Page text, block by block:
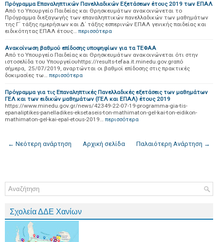
Πρόγραμμα Επαναληπτικών Πανελλαδικών Εξετάσεων έτους 2019 των ΕΠΑΛ
Από το Υπουργείο Παιδείας και Θρησκευμάτων ανακοινώνεται το
Πρόγραμμα διεξαγωγής των επαναληπτικών πανελλαδικών των μαθημάτων
της Γ΄ τάξης ημερήσιων και Δ΄ τάξης εσπερινών ΕΠΑΛ γενικής παιδείας και
ειδικότητας ΕΠΑΛ έτους… περισσότερα
Ανακοίνωση βαθμού επίδοσης υποψηφίων για τα ΤΕΦΑΑ
Από το Υπουργείο Παιδείας και Θρησκευμάτων ανακοινώνεται ότι στην
ιστοσελίδα του Υπουργείουhttps://results-tefaa.it.minedu.gov.grαπό
σήμερα, 25/07/2019, αναρτώνται οι βαθμοί επίδοσης στις πρακτικές
δοκιμασίες τω… περισσότερα
Πρόγραμμα για τις Επαναληπτικές Πανελλαδικές εξετάσεις των μαθημάτων
ΓΕΛ και των ειδικών μαθημάτων (ΓΕΛ και ΕΠΑΛ) έτους 2019
https://www.minedu.gov.gr/news/42349-22-07-19-programma-gia-tis-
epanaliptikes-panelladikes-eksetaseis-ton-mathimaton-gel-kai-ton-eidikon-
mathimaton-gel-kai-epal-etous-2019… περισσότερα
← Νεότερη ανάρτηση Παλαιότερη Ανάρτηση →
Αρχική σελίδα
Σχολεία ΔΔΕ Χανίων